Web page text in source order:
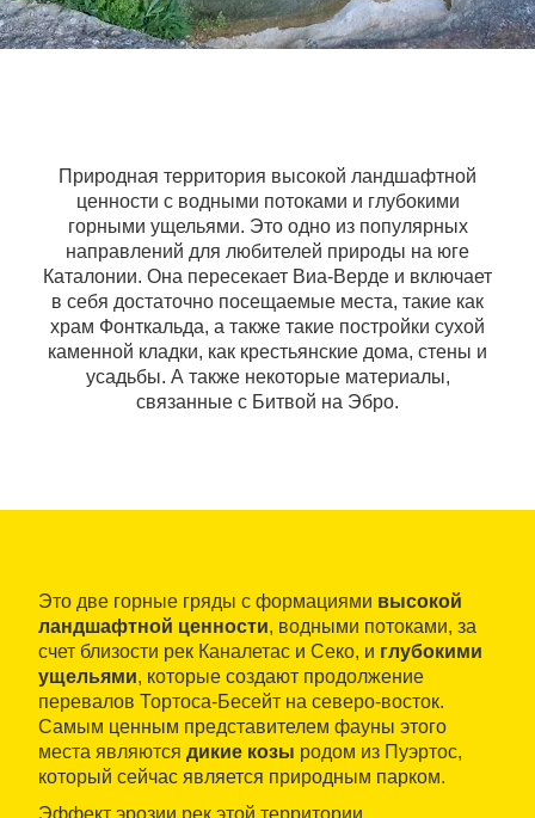
Природная территория высокой ландшафтной
ценности с водными потоками и глубокими
горными ущельями. Это одно из популярных
направлений для любителей природы на юге
Каталонии. Она пересекает Виа-Верде и включает
в себя достаточно посещаемые места, такие как
храм Фонткальда, а также такие постройки сухой
каменной кладки, как крестьянские дома, стены и
усадьбы. А также некоторые материалы,
связанные с Битвой на Эбро.
Это две горные гряды с формациями высокой
ландшафтной ценности, водными потоками, за
счет близости рек Каналетас и Секо, и глубокими
ущельями, которые создают продолжение
перевалов Тортоса-Бесейт на северо-восток.
Самым ценным представителем фауны этого
места являются дикие козы родом из Пуэртос,
который сейчас является природным парком.
Эффект эрозии рек этой территории